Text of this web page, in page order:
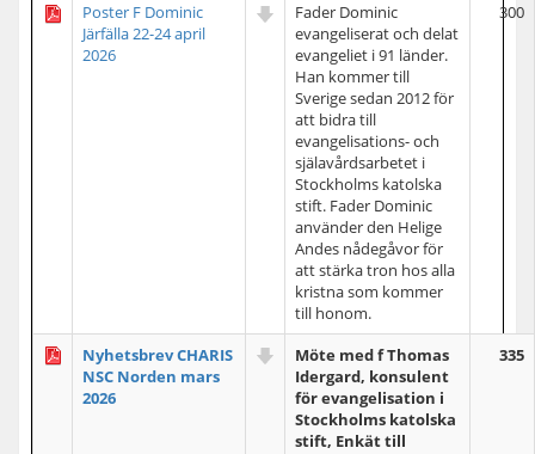
Poster F Dominic
Järfälla 22-24 april
2026
Fader Dominic
evangeliserat och delat
evangeliet i 91 länder.
Han kommer till
Sverige sedan 2012 för
att bidra till
evangelisations- och
själavårdsarbetet i
Stockholms katolska
stift. Fader Dominic
använder den Helige
Andes nådegåvor för
att stärka tron hos alla
kristna som kommer
till honom.
300
Nyhetsbrev CHARIS
NSC Norden mars
2026
Möte med f Thomas
Idergard, konsulent
för evangelisation i
Stockholms katolska
stift, Enkät till
335